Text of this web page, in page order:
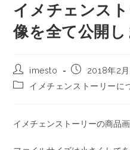
イメチェンス
像を全て公開し
imesto
2018年2月
イメチェンストーリーに
イメチェンストーリーの商品